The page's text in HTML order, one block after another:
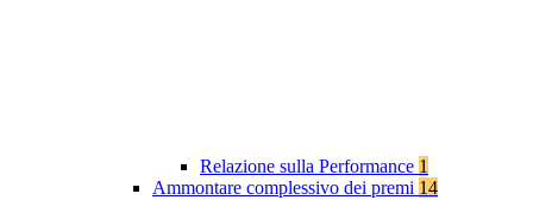
Relazione sulla Performance 1
Ammontare complessivo dei premi 14